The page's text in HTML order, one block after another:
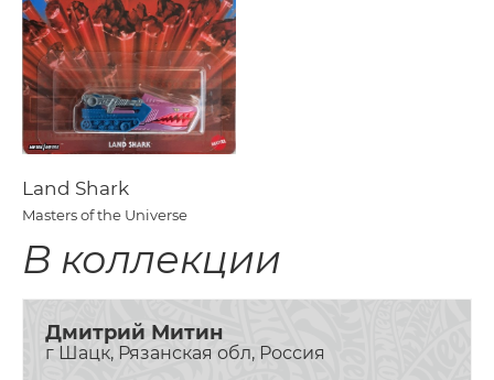
Land Shark
Masters of the Universe
В коллекции
Дмитрий Митин
г Шацк, Рязанская обл, Россия